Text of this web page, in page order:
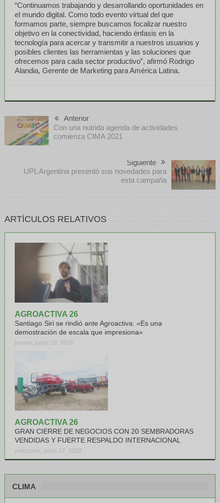
“Continuamos trabajando y desarrollando oportunidades en
el mundo digital. Como todo evento virtual del que
formamos parte, siempre buscamos focalizar nuestro
objetivo en la conectividad, haciendo énfasis en la
tecnología para acercar y transmitir a nuestros usuarios y
posibles clientes las herramientas y las soluciones que
ofrecemos para cada sector productivo”, afirmó Rodrigo
Alandia, Gerente de Marketing para América Latina.
Anterior
Con una nutrida agenda de actividades
comienza CIMA 2021
Siguiente
UPL Argentina presentó sus novedades para
esta campaña
ARTÍCULOS RELATIVOS
AGROACTIVA 26
Santiago Siri se rindió ante Agroactiva: «Es una
demostración de escala que impresiona»
jueves, junio 18, 2026
AGROACTIVA 26
GRAN CIERRE DE NEGOCIOS CON 20 SEMBRADORAS
VENDIDAS Y FUERTE RESPALDO INTERNACIONAL
miércoles, junio 17, 2026
CLIMA